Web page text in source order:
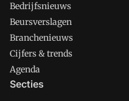
Bedrijfsnieuws
Beursverslagen
Branchenieuws
Cijfers & trends
Agenda
Secties